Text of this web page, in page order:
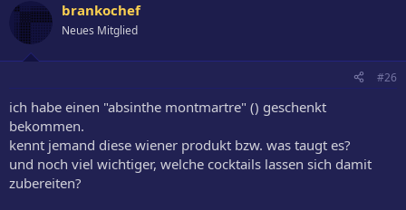
brankochef
Neues Mitglied
#26
ich habe einen "absinthe montmartre" () geschenkt
bekommen.
kennt jemand diese wiener produkt bzw. was taugt es?
und noch viel wichtiger, welche cocktails lassen sich damit
zubereiten?